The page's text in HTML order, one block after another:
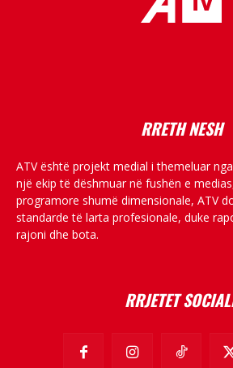
RRETH NESH
ATV është projekt medial i themeluar
një ekip të dëshmuar në fushën e
programore shumë dimensionale, ATV
standarde të larta profesionale, duke
rajoni dhe bota.
RRJETET